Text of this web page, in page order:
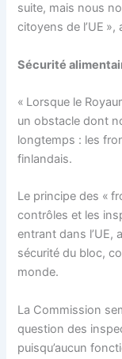
suite, mais nous
citoyens de l’UE
Sécurité
« Lorsque le
un obstacle dont
longtemps : les
finlandais.
Le principe des «
contrôles et les
entrant dans l’UE,
sécurité du bloc,
monde.
La Commission
question des
puisqu’aucun